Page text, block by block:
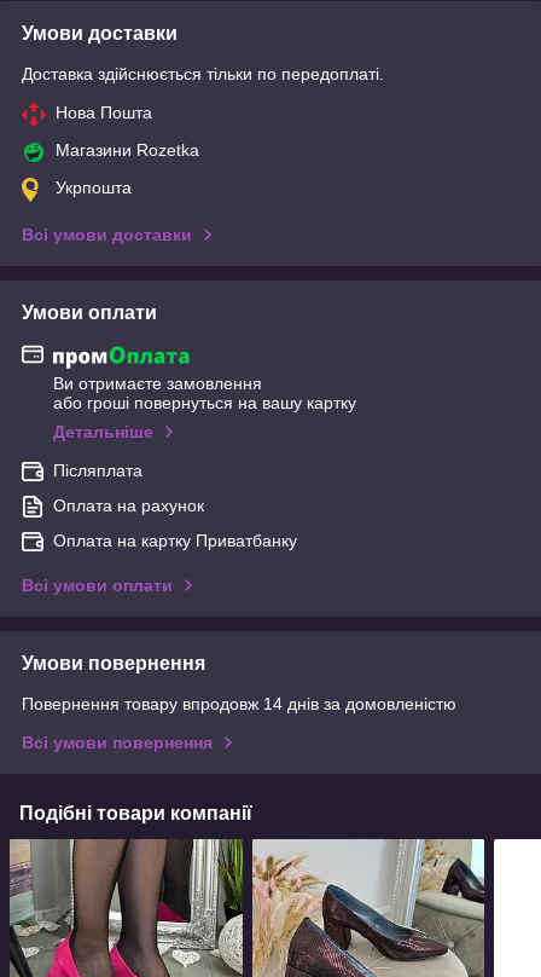
Умови доставки
Доставка здійснюється тільки по передоплаті.
Нова Пошта
Магазини Rozetka
Укрпошта
Всі умови доставки
Умови оплати
Ви отримаєте замовлення
або гроші повернуться на вашу картку
Детальніше
Післяплата
Оплата на рахунок
Оплата на картку Приватбанку
Всі умови оплати
Умови повернення
Повернення товару впродовж 14 днів за домовленістю
Всі умови повернення
Подібні товари компанії